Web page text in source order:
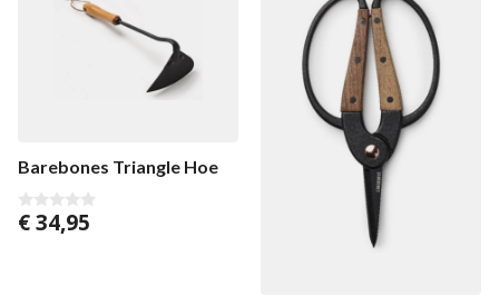
Barebones Triangle Hoe
0
v
€34,95